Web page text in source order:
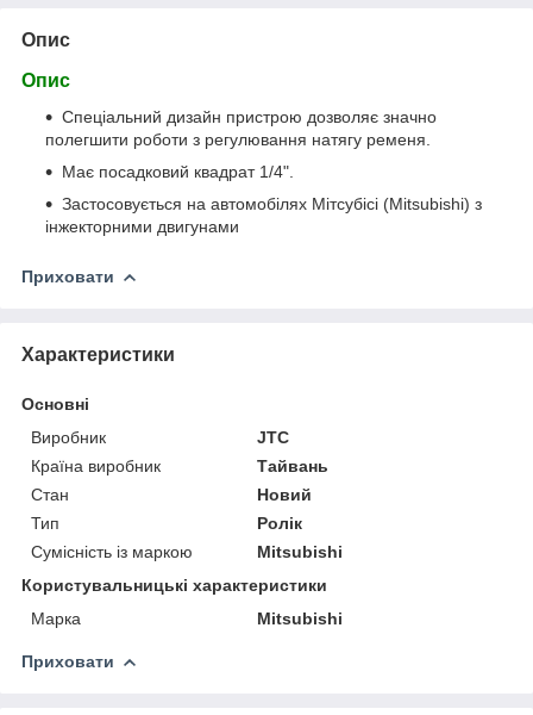
Опис
Опис
Спеціальний дизайн пристрою дозволяє значно
полегшити роботи з регулювання натягу ременя.
Має посадковий квадрат 1/4".
Застосовується на автомобілях Мітсубісі (Mitsubishi) з
інжекторними двигунами
Приховати
Характеристики
Основні
Виробник
JTC
Країна виробник
Тайвань
Стан
Новий
Тип
Ролік
Сумісність із маркою
Mitsubishi
Користувальницькі характеристики
Марка
Mitsubishi
Приховати